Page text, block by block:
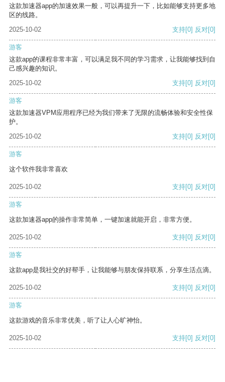
这款加速器app的加速效果一般，可以再提升一下，比如能够支持更多地
区的线路。
2025-10-02
支持[0] 反对[0]
游客
这款app的课程非常丰富，可以满足我不同的学习需求，让我能够找到自
己感兴趣的知识。
2025-10-02
支持[0] 反对[0]
游客
这款加速器VPM应用程序已经为我们带来了无限的流畅体验和安全性保
护。
2025-10-02
支持[0] 反对[0]
游客
这个软件我非常喜欢
2025-10-02 支持[0] 反对[0]
游客
这款加速器app的操作非常简单，一键加速就能开启，非常方便。
2025-10-02 支持[0] 反对[0]
游客
这款app是我社交的好帮手，让我能够与朋友保持联系，分享生活点滴。
2025-10-02 支持[0] 反对[0]
游客
这款游戏的音乐非常优美，听了让人心旷神怡。
2025-10-02 支持[0] 反对[0]